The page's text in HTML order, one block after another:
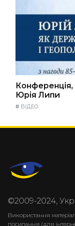
Конференція,
Юрія Липи
# ВІДЕО
©2009-2024,
Використання
посилання (для